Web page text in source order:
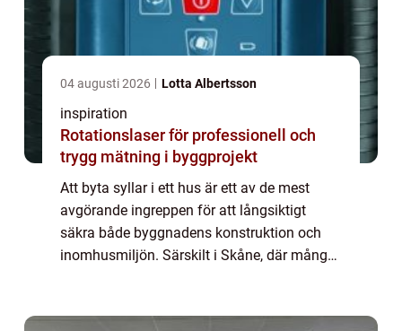
04 augusti 2026 Lotta Albertsson
inspiration
Rotationslaser för professionell och
trygg mätning i byggprojekt
Att byta syllar i ett hus är ett av de mest
avgörande ingreppen för att långsiktigt
säkra både byggnadens konstruktion och
inomhusmiljön. Särskilt i Skåne, där många